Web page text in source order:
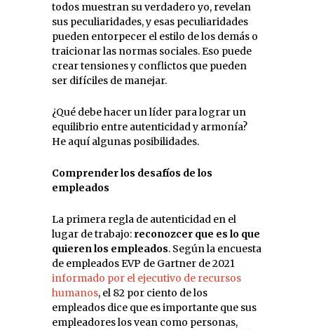
todos muestran su verdadero yo, revelan
sus peculiaridades, y esas peculiaridades
pueden entorpecer el estilo de los demás o
traicionar las normas sociales. Eso puede
crear tensiones y conflictos que pueden
ser difíciles de manejar.
¿Qué debe hacer un líder para lograr un
equilibrio entre autenticidad y armonía?
He aquí algunas posibilidades.
Comprender los desafíos de los
empleados
La primera regla de autenticidad en el
lugar de trabajo: reconozcer que es lo que
quieren los empleados. Según la encuesta
de empleados EVP de Gartner de 2021
informado por el ejecutivo de recursos
humanos, el 82 por ciento de los
empleados dice que es importante que sus
empleadores los vean como personas,